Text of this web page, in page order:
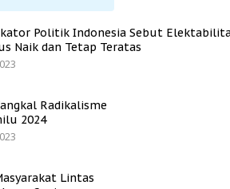
Politik Indonesia Sebut
Naik dan Tetap Teratas
Radikalisme
2024
Lintas